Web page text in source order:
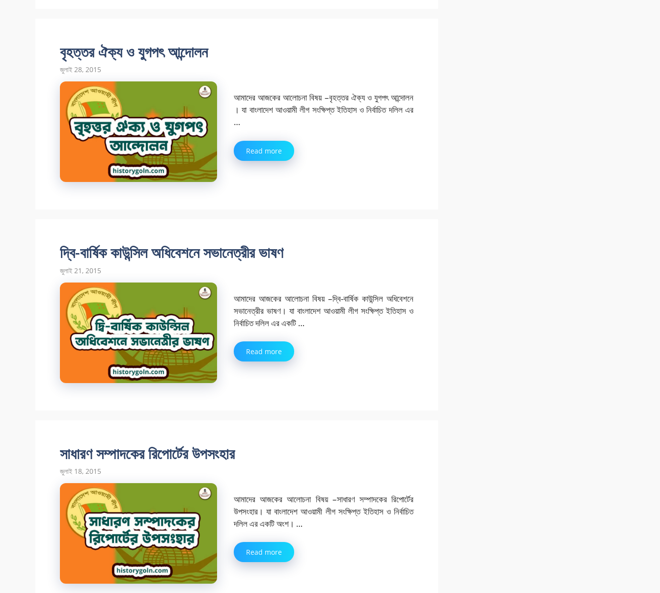
বৃহত্তর ঐক্য ও যুগপৎ আন্দোলন
জুলাই 28, 2015
আমাদের আজকের আলোচনা বিষয় –বৃহত্তর ঐক্য ও যুগপৎ আন্দোলন
। যা বাংলাদেশ আওয়ামী লীগ সংক্ষিপ্ত ইতিহাস ও নির্বাচিত দলিল এর
…
Read more
দ্বি-বার্ষিক কাউন্সিল অধিবেশনে সভানেত্রীর ভাষণ
জুলাই 21, 2015
আমাদের আজকের আলোচনা বিষয় –দ্বি-বার্ষিক কাউন্সিল অধিবেশনে
সভানেত্রীর ভাষণ। যা বাংলাদেশ আওয়ামী লীগ সংক্ষিপ্ত ইতিহাস ও
নির্বাচিত দলিল এর একটি …
Read more
সাধারণ সম্পাদকের রিপোর্টের উপসংহার
জুলাই 18, 2015
আমাদের আজকের আলোচনা বিষয় –সাধারণ সম্পাদকের রিপোর্টের
উপসংহার। যা বাংলাদেশ আওয়ামী লীগ সংক্ষিপ্ত ইতিহাস ও নির্বাচিত
দলিল এর একটি অংশ। …
Read more